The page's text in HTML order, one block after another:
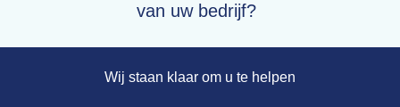
van uw bedrijf?
Wij staan klaar om u te helpen